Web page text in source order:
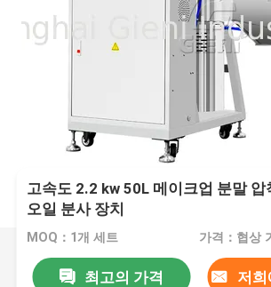
고속도 2.2 kw 50L 메이크업 분말
오일 분사 장치
MOQ：1개 세트 가격：협상
최고의 가격 저희